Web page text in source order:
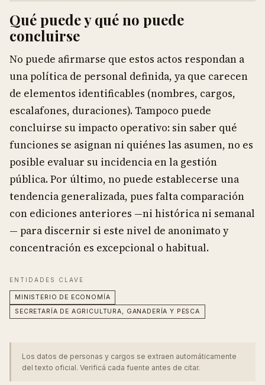
Qué puede y qué no puede
concluirse
No puede afirmarse que estos actos respondan a
una política de personal definida, ya que carecen
de elementos identificables (nombres, cargos,
escalafones, duraciones). Tampoco puede
concluirse su impacto operativo: sin saber qué
funciones se asignan ni quiénes las asumen, no es
posible evaluar su incidencia en la gestión
pública. Por último, no puede establecerse una
tendencia generalizada, pues falta comparación
con ediciones anteriores —ni histórica ni semanal
— para discernir si este nivel de anonimato y
concentración es excepcional o habitual.
ENTIDADES CLAVE
MINISTERIO DE ECONOMÍA
SECRETARÍA DE AGRICULTURA, GANADERÍA Y PESCA
Los datos de personas y cargos se extraen automáticamente
del texto oficial. Verificá cada fuente antes de citar.